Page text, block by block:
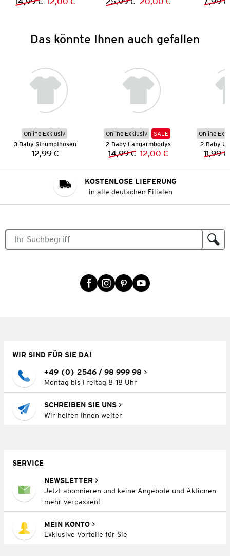
Vorheriger Preis:
Neuer Preis: Vorheriger Preis:
Neuer Preis:
Das könnte Ihnen auch gefallen
Online Exklusiv
3 Baby Strumpfhosen
Preis:
12,99 €
Online Exklusiv
SALE
2 Baby Langarmbodys
Vorheriger Preis:
14,99 € Neuer Preis:
12,00 €
Online
2 Baby
11,99 €
KOSTENLOSE LIEFERUNG
in alle deutschen Filialen
WIR SIND FÜR SIE DA!
+49 (0) 2546 / 98 999 98
Montag bis Freitag 8–18 Uhr
SCHREIBEN SIE UNS
Wir helfen Ihnen weiter
SERVICE
NEWSLETTER
Jetzt abonnieren und keine Angebote und Aktionen
mehr verpassen!
MEIN KONTO
Exklusive Vorteile für Sie